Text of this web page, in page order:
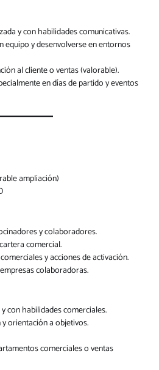
y con habilidades comunicativas.
equipo y desenvolverse en entornos
al cliente o ventas (valorable).
en días de partido y eventos
ampliación)
y colaboradores.
comercial.
y acciones de activación.
colaboradoras.
con habilidades comerciales.
orientación a objetivos.
comerciales o ventas